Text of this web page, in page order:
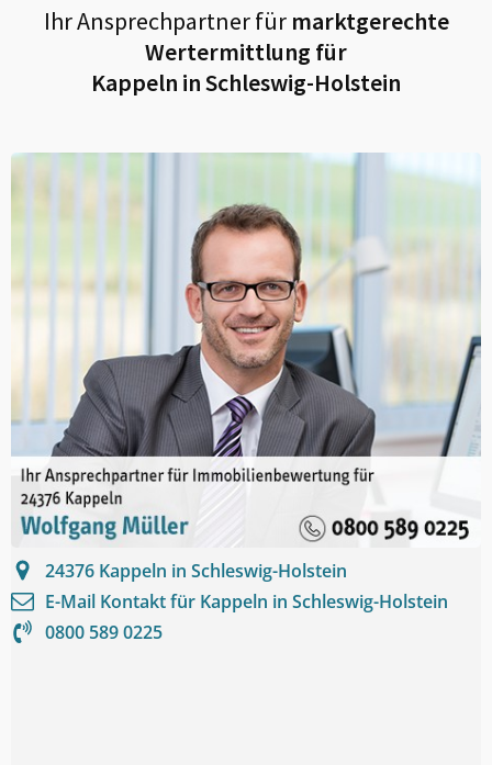
Ihr Ansprechpartner fürmarktgerechte
Wertermittlung für
Kappeln in Schleswig-Holstein
24376 Kappeln in Schleswig-Holstein
E-Mail Kontakt für Kappeln in Schleswig-Holstein
0800 589 0225